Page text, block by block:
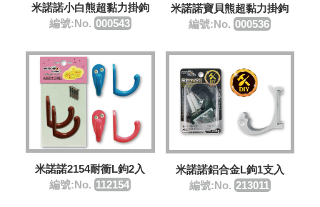
米諾諾小白熊超黏力掛鉤
編號:No. 000543
米諾諾寶貝熊超黏力掛鉤
編號:No. 000536
米諾諾2154耐衝L鉤2入
編號:No. 112154
米諾諾鋁合金L鉤1支入
編號:No. 213011